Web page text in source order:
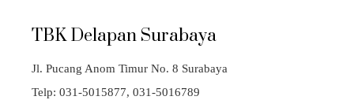
TBK Delapan Surabaya
Jl. Pucang Anom Timur No. 8 Surabaya
Telp: 031-5015877, 031-5016789